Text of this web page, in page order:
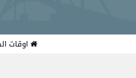
اوقات